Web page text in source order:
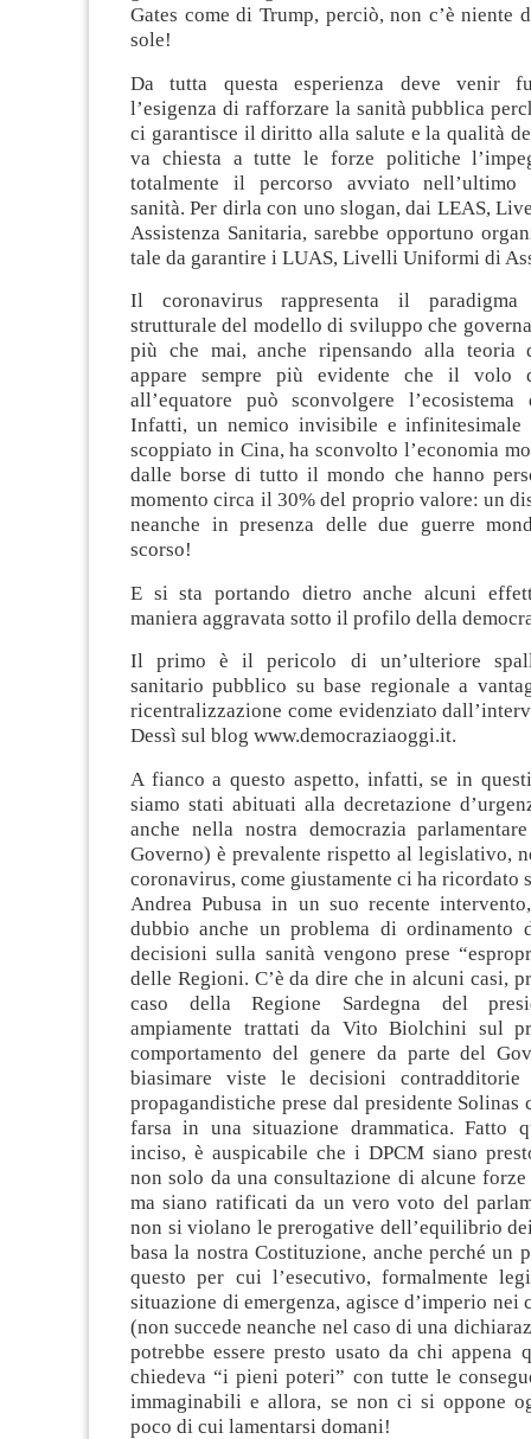
Gates come di Trump, perciò, non c’è niente
sole!
Da tutta questa esperienza deve venir
l’esigenza di rafforzare la sanità pubblica
ci garantisce il diritto alla salute e la qualità
va chiesta a tutte le forze politiche
totalmente il percorso avviato nell’ultimo
sanità. Per dirla con uno slogan, dai LEAS,
Assistenza Sanitaria, sarebbe opportuno
tale da garantire i LUAS, Livelli Uniformi di
Il coronavirus rappresenta il
strutturale del modello di sviluppo che
più che mai, anche ripensando alla teoria
appare sempre più evidente che il volo
all’equatore può sconvolgere
Infatti, un nemico invisibile e infinitesimale
scoppiato in Cina, ha sconvolto l’economia
dalle borse di tutto il mondo che hanno
momento circa il 30% del proprio valore: un
neanche in presenza delle due guerre
scorso!
E si sta portando dietro anche alcuni
maniera aggravata sotto il profilo della
Il primo è il pericolo di un’ulteriore
sanitario pubblico su base regionale a
ricentralizzazione come evidenziato
Dessì sul blog www.democraziaoggi.it.
A fianco a questo aspetto, infatti, se in
siamo stati abituati alla decretazione
anche nella nostra democrazia
Governo) è prevalente rispetto al legislativo,
coronavirus, come giustamente ci ha ricordato
Andrea Pubusa in un suo recente
dubbio anche un problema di ordinamento
decisioni sulla sanità vengono prese
delle Regioni. C’è da dire che in alcuni casi,
caso della Regione Sardegna del
ampiamente trattati da Vito Biolchini sul
comportamento del genere da parte del
biasimare viste le decisioni contradditorie
propagandistiche prese dal presidente Solinas
farsa in una situazione drammatica. Fatto
inciso, è auspicabile che i DPCM siano
non solo da una consultazione di alcune
ma siano ratificati da un vero voto del
non si violano le prerogative dell’equilibrio
basa la nostra Costituzione, anche perché un
questo per cui l’esecutivo, formalmente
situazione di emergenza, agisce d’imperio
(non succede neanche nel caso di una
potrebbe essere presto usato da chi appena
chiedeva “i pieni poteri” con tutte le
immaginabili e allora, se non ci si oppone
poco di cui lamentarsi domani!